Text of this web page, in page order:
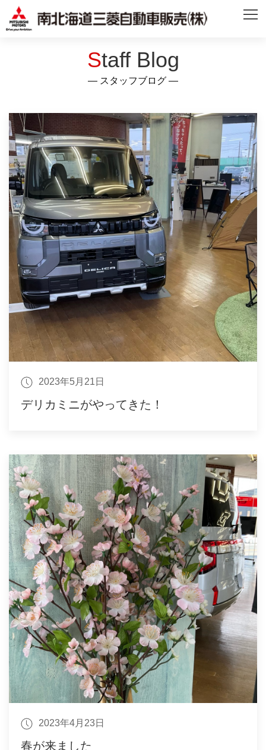
Staff Blog
― スタッフブログ ―
2023年5月21日
デリカミニがやってきた！
2023年4月23日
春が来ました